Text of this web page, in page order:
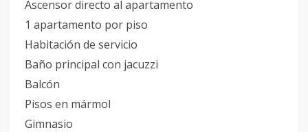
Ascensor directo al apartamento
1 apartamento por piso
Habitación de servicio
Baño principal con jacuzzi
Balcón
Pisos en mármol
Gimnasio